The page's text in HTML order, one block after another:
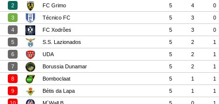
2 FC Grimo 5 4 0
3 Técnico FC 5 3 0
4 FC Xodrões 5 3 0
5 S.S. Lazionados 5 2 1
6 UDA 5 2 1
7 Borussia Dunamar 5 2 1
8 Bomboclaat 5 1 1
9 Bétis da Lapa 5 1 1